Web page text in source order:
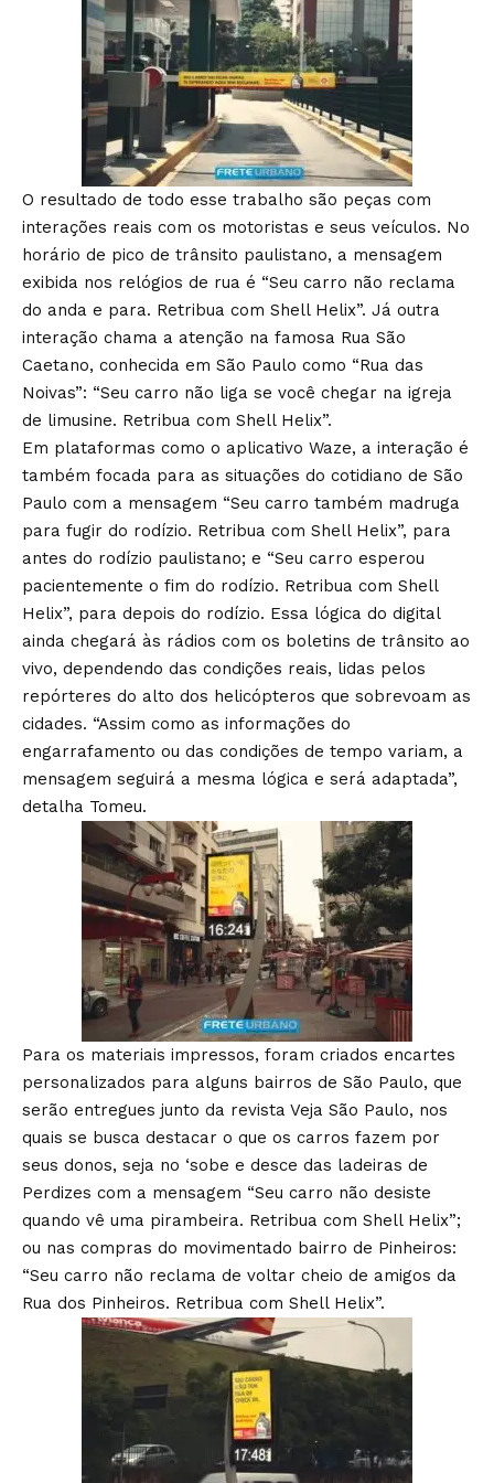
O resultado de todo esse trabalho são peças com
interações reais com os motoristas e seus veículos. No
horário de pico de trânsito paulistano, a mensagem
exibida nos relógios de rua é “Seu carro não reclama
do anda e para. Retribua com Shell Helix”. Já outra
interação chama a atenção na famosa Rua São
Caetano, conhecida em São Paulo como “Rua das
Noivas”: “Seu carro não liga se você chegar na igreja
de limusine. Retribua com Shell Helix”.
Em plataformas como o aplicativo Waze, a interação é
também focada para as situações do cotidiano de São
Paulo com a mensagem “Seu carro também madruga
para fugir do rodízio. Retribua com Shell Helix”, para
antes do rodízio paulistano; e “Seu carro esperou
pacientemente o fim do rodízio. Retribua com Shell
Helix”, para depois do rodízio. Essa lógica do digital
ainda chegará às rádios com os boletins de trânsito ao
vivo, dependendo das condições reais, lidas pelos
repórteres do alto dos helicópteros que sobrevoam as
cidades. “Assim como as informações do
engarrafamento ou das condições de tempo variam, a
mensagem seguirá a mesma lógica e será adaptada”,
detalha Tomeu.
Para os materiais impressos, foram criados encartes
personalizados para alguns bairros de São Paulo, que
serão entregues junto da revista Veja São Paulo, nos
quais se busca destacar o que os carros fazem por
seus donos, seja no ‘sobe e desce das ladeiras de
Perdizes com a mensagem “Seu carro não desiste
quando vê uma pirambeira. Retribua com Shell Helix”;
ou nas compras do movimentado bairro de Pinheiros:
“Seu carro não reclama de voltar cheio de amigos da
Rua dos Pinheiros. Retribua com Shell Helix”.